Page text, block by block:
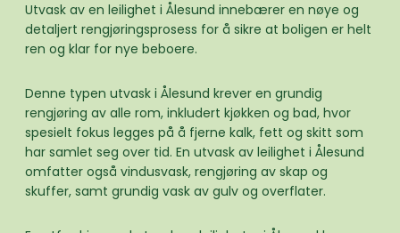
Utvask av en leilighet i Ålesund innebærer en nøye og
detaljert rengjøringsprosess for å sikre at boligen er helt
ren og klar for nye beboere.
Denne typen utvask i Ålesund krever en grundig
rengjøring av alle rom, inkludert kjøkken og bad, hvor
spesielt fokus legges på å fjerne kalk, fett og skitt som
har samlet seg over tid. En utvask av leilighet i Ålesund
omfatter også vindusvask, rengjøring av skap og
skuffer, samt grundig vask av gulv og overflater.